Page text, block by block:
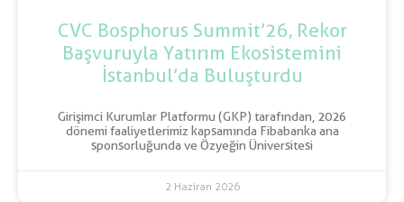
CVC Bosphorus Summit’26, Rekor
Başvuruyla Yatırım Ekosistemini
İstanbul’da Buluşturdu
Girişimci Kurumlar Platformu (GKP) tarafından, 2026
dönemi faaliyetlerimiz kapsamında Fibabanka ana
sponsorluğunda ve Özyeğin Üniversitesi
2 Haziran 2026